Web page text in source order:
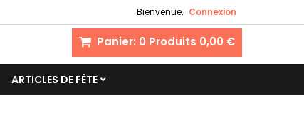
Bienvenue, Connexion
Panier: 0 Produits 0,00 €
ARTICLES DE FÊTE